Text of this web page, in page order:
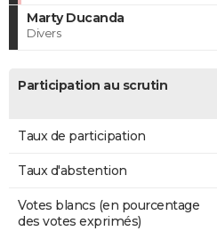
Marty Ducanda
Divers
Participation au scrutin
Taux de participation
Taux d'abstention
Votes blancs (en pourcentage
des votes exprimés)